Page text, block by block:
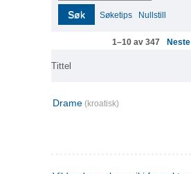
Søk Søketips Nullstill
1–10 av 347 Neste
Tittel
Drame (kroatisk)